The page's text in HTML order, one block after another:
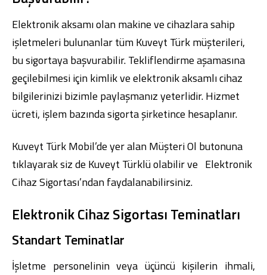
Şube ve ATM’ler
Englishالعربية
Elektronik aksamı olan makine ve cihazlara sahip
işletmeleri bulunanlar tüm Kuveyt Türk müşterileri,
bu sigortaya başvurabilir. Tekliflendirme aşamasına
geçilebilmesi için kimlik ve elektronik aksamlı cihaz
bilgilerinizi bizimle paylaşmanız yeterlidir. Hizmet
ücreti, işlem bazında sigorta şirketince hesaplanır.
Kuveyt Türk Mobil’de yer alan Müşteri Ol butonuna
tıklayarak siz de Kuveyt Türklü olabilir ve Elektronik
Cihaz Sigortası’ndan faydalanabilirsiniz.
Elektronik Cihaz Sigortası Teminatları
Standart Teminatlar
İşletme personelinin veya üçüncü kişilerin ihmali,